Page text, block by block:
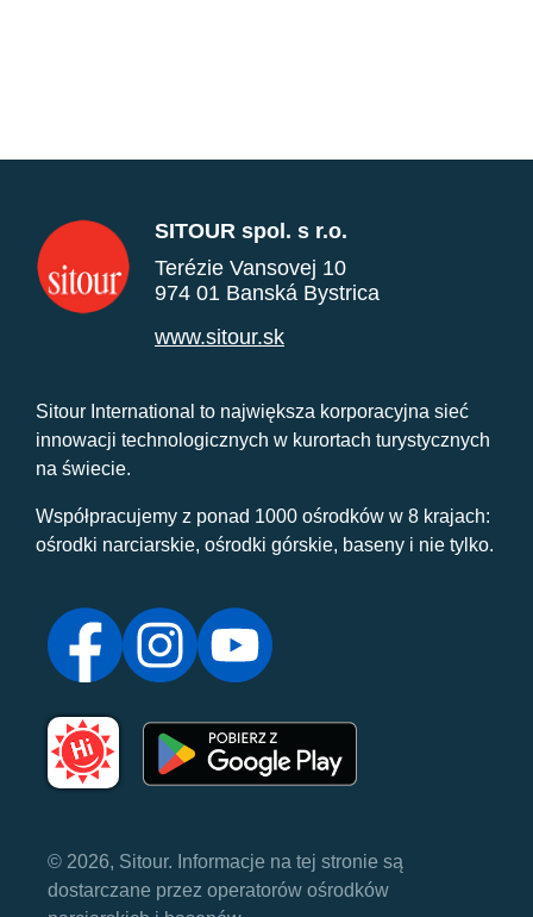
SITOUR spol. s r.o.
Terézie Vansovej 10
974 01 Banská Bystrica
www.sitour.sk
Sitour International to największa korporacyjna sieć
innowacji technologicznych w kurortach turystycznych
na świecie.
Współpracujemy z ponad 1000 ośrodków w 8 krajach:
ośrodki narciarskie, ośrodki górskie, baseny i nie tylko.
© 2026, Sitour. Informacje na tej stronie są
dostarczane przez operatorów ośrodków